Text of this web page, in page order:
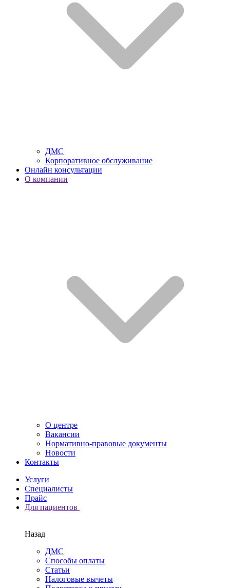
ДМС
Корпоративное обслуживание
Онлайн консультации
О компании
О центре
Вакансии
Нормативно-правовые документы
Новости
Контакты
Услуги
Специалисты
Прайс
Для пациентов
Назад
ДМС
Способы оплаты
Статьи
Налоговые вычеты